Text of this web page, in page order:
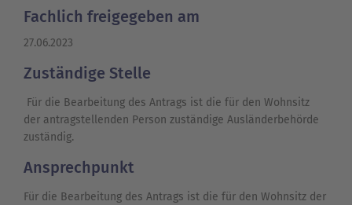
Fachlich freigegeben am
27.06.2023
Zuständige Stelle
Für die Bearbeitung des Antrags ist die für den Wohnsitz
der antragstellenden Person zuständige Ausländerbehörde
zuständig.
Ansprechpunkt
Für die Bearbeitung des Antrags ist die für den Wohnsitz der